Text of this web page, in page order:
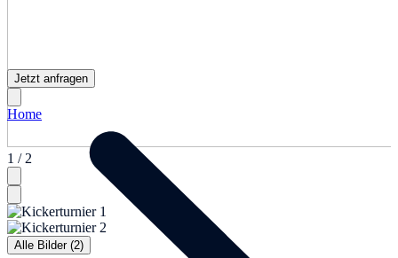
1 / 2
Alle Bilder (2)
Jetzt anfragen
Home